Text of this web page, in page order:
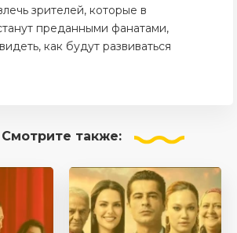
зрителей, которые в
преданными фанатами,
как будут развиваться
Смотрите также: